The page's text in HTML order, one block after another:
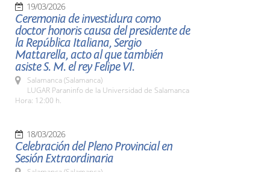
19/03/2026
Ceremonia de investidura como
doctor honoris causa del presidente de
la República Italiana, Sergio
Mattarella, acto al que también
asiste S. M. el rey Felipe VI.
Salamanca (Salamanca)
LUGAR Paraninfo de la Universidad de Salamanca
Hora: 12:00 h.
18/03/2026
Celebración del Pleno Provincial en
Sesión Extraordinaria